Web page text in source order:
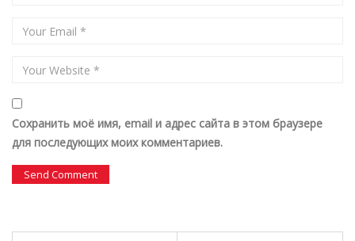
Сохранить моё имя, email и адрес сайта в этом браузере
для последующих моих комментариев.